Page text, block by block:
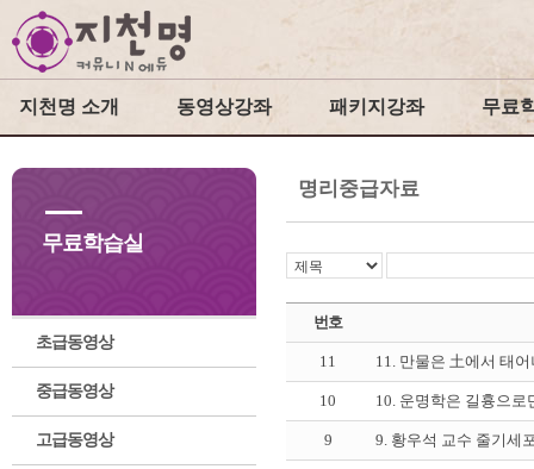
지천명 소개 동영상강좌 패키지강좌 무료
무료학습실
초급동영상
중급동영상
고급동영상
명리중급자료
번호
11 11. 만물은 土에서 태
10 10. 운명학은 길흉으로
9 9. 황우석 교수 줄기세